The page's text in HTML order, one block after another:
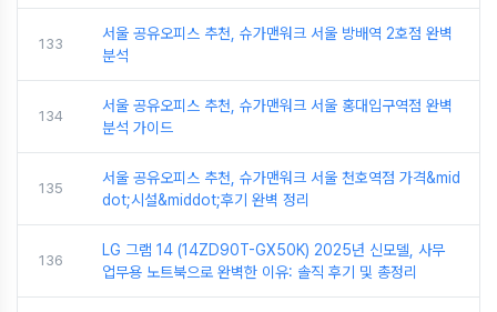
133
서울 공유오피스 추천, 슈가맨워크 서울 방배역 2호점 완벽
분석
134
서울 공유오피스 추천, 슈가맨워크 서울 홍대입구역점 완벽
분석 가이드
135
서울 공유오피스 추천, 슈가맨워크 서울 천호역점 가격&mid
dot;시설&middot;후기 완벽 정리
136
LG 그램 14 (14ZD90T-GX50K) 2025년 신모델, 사무
업무용 노트북으로 완벽한 이유: 솔직 후기 및 총정리